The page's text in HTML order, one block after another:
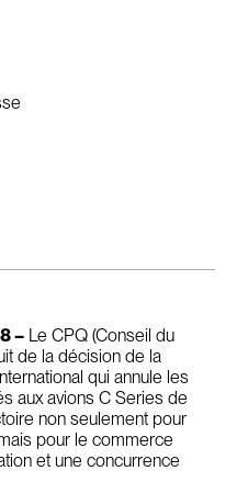
– Le CPQ (Conseil du
de la décision de la
qui annule les
aux avions C Series de
non seulement pour
pour le commerce
et une concurrence